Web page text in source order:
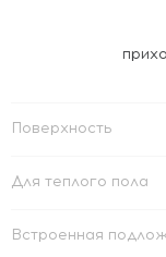
Поверхность
Для теплого пола
Встроенная